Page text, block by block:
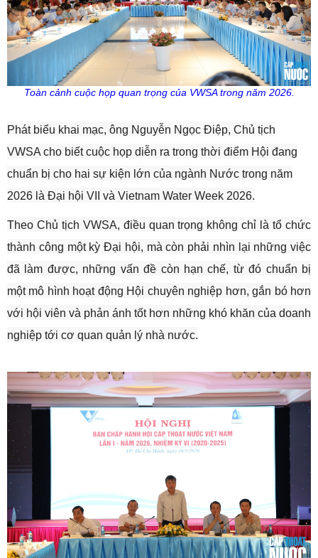
Toàn cảnh cuộc họp quan trọng của VWSA trong năm 2026.
Phát biểu khai mạc, ông Nguyễn Ngọc Điệp, Chủ tịch
VWSA cho biết cuộc họp diễn ra trong thời điểm Hội đang
chuẩn bị cho hai sự kiện lớn của ngành Nước trong năm
2026 là Đại hội VII và Vietnam Water Week 2026.
Theo Chủ tịch VWSA, điều quan trọng không chỉ là tổ chức
thành công một kỳ Đại hội, mà còn phải nhìn lại những việc
đã làm được, những vấn đề còn hạn chế, từ đó chuẩn bị
một mô hình hoạt động Hội chuyên nghiệp hơn, gắn bó hơn
với hội viên và phản ánh tốt hơn những khó khăn của doanh
nghiệp tới cơ quan quản lý nhà nước.